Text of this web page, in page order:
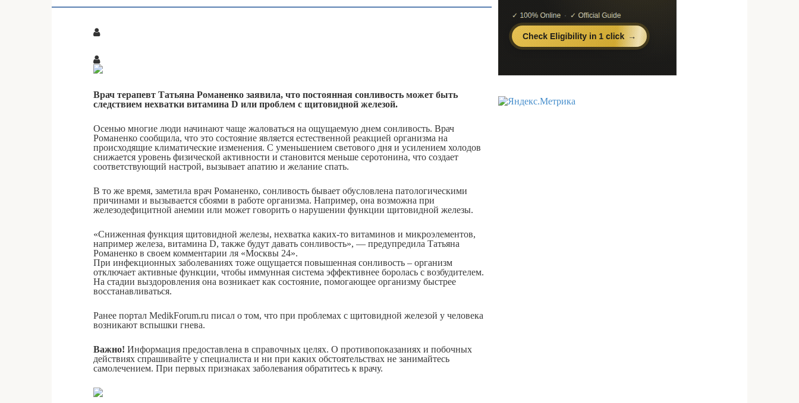
Врач терапевт Татьяна Романенко заявила, что постоянная сонливость может быть
следствием нехватки витамина D или проблем с щитовидной железой.
Осенью многие люди начинают чаще жаловаться на ощущаемую днем сонливость. Врач
Романенко сообщила, что это состояние является естественной реакцией организма на
происходящие климатические изменения. С уменьшением светового дня и усилением холодов
снижается уровень физической активности и становится меньше серотонина, что создает
соответствующий настрой, вызывает апатию и желание спать.
В то же время, заметила врач Романенко, сонливость бывает обусловлена патологическими
причинами и вызывается сбоями в работе организма. Например, она возможна при
железодефицитной анемии или может говорить о нарушении функции щитовидной железы.
«Сниженная функция щитовидной железы, нехватка каких-то витаминов и микроэлементов,
например железа, витамина D, также будут давать сонливость», — предупредила Татьяна
Романенко в своем комментарии ля «Москвы 24».
При инфекционных заболеваниях тоже ощущается повышенная сонливость – организм
отключает активные функции, чтобы иммунная система эффективнее боролась с возбудителем.
На стадии выздоровления она возникает как состояние, помогающее организму быстрее
восстанавливаться.
Ранее портал MedikForum.ru писал о том, что при проблемах с щитовидной железой у человека
возникают вспышки гнева.
Важно! Информация предоставлена в справочных целях. О противопоказаниях и побочных
действиях спрашивайте у специалиста и ни при каких обстоятельствах не занимайтесь
самолечением. При первых признаках заболевания обратитесь к врачу.